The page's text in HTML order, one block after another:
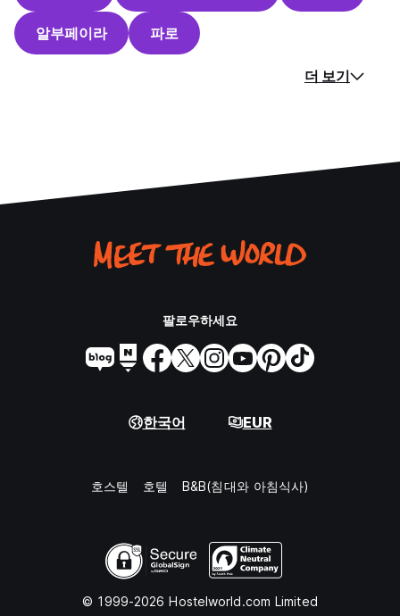
알부페이라 파로
더 보기
팔로우하세요
한국어 EUR
호스텔 호텔 B&B(침대와 아침식사)
© 1999-2026 Hostelworld.com Limited